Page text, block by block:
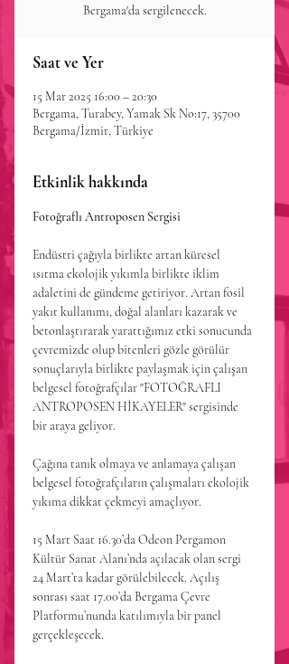
Bergama'da sergilenecek.
Saat ve Yer
15 Mar 2025 16:00 – 20:30
Bergama, Turabey, Yamak Sk No:17, 35700
Bergama/İzmir, Türkiye
Etkinlik hakkında
Fotoğraflı Antroposen Sergisi
Endüstri çağıyla birlikte artan küresel
ısıtma ekolojik yıkımla birlikte iklim
adaletini de gündeme getiriyor. Artan fosil
yakıt kullanımı, doğal alanları kazarak ve
betonlaştırarak yarattığımız etki sonucunda
çevremizde olup bitenleri gözle görülür
sonuçlarıyla birlikte paylaşmak için çalışan
belgesel fotoğrafçılar "FOTOĞRAFLI
ANTROPOSEN HİKAYELER" sergisinde
bir araya geliyor.
Çağına tanık olmaya ve anlamaya çalışan
belgesel fotoğrafçıların çalışmaları ekolojik
yıkıma dikkat çekmeyi amaçlıyor.
15 Mart Saat 16.30’da Odeon Pergamon
Kültür Sanat Alanı’nda açılacak olan sergi
24 Mart’ta kadar görülebilecek. Açılış
sonrası saat 17.00’da Bergama Çevre
Platformu’nunda katılımıyla bir panel
gerçekleşecek.